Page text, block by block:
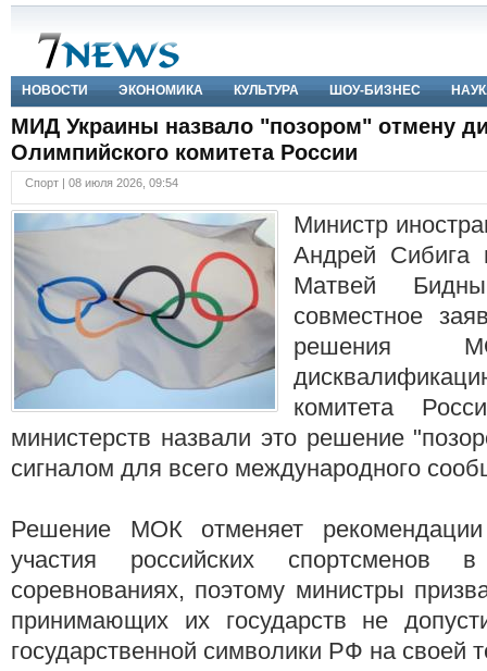
НОВОСТИ ЭКОНОМИКА КУЛЬТУРА ШОУ-БИЗНЕС
МИД Украины назвало "позором" отмену
Олимпийского комитета России
Спорт | 08 июля 2026, 09:54
Министр
Андрей Сибига
Матвей
совместное
решения
комитета
министерств назвали это решение
сигналом для всего международного
Решение МОК отменяет
участия российских спортсменов
соревнованиях, поэтому министры
принимающих их государств не
государственной символики РФ на своей